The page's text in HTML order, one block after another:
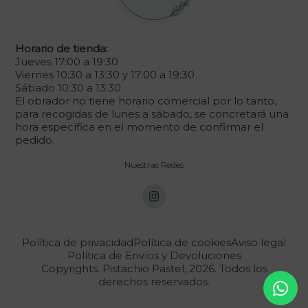
Horario de tienda:
Jueves 17:00 a 19:30
Viernes 10:30 a 13:30 y 17:00 a 19:30
Sábado 10:30 a 13:30
El obrador no tiene horario comercial por lo tanto,
para recogidas de lunes a sábado, se concretará una
hora específica en el momento de confirmar el
pedido.
Nuestras Redes
Copyrights. Pistachio Pastel, 2026. Todos los
derechos reservados.
Política de privacidadPolítica de cookiesAviso legal
Política de Envíos y Devoluciones